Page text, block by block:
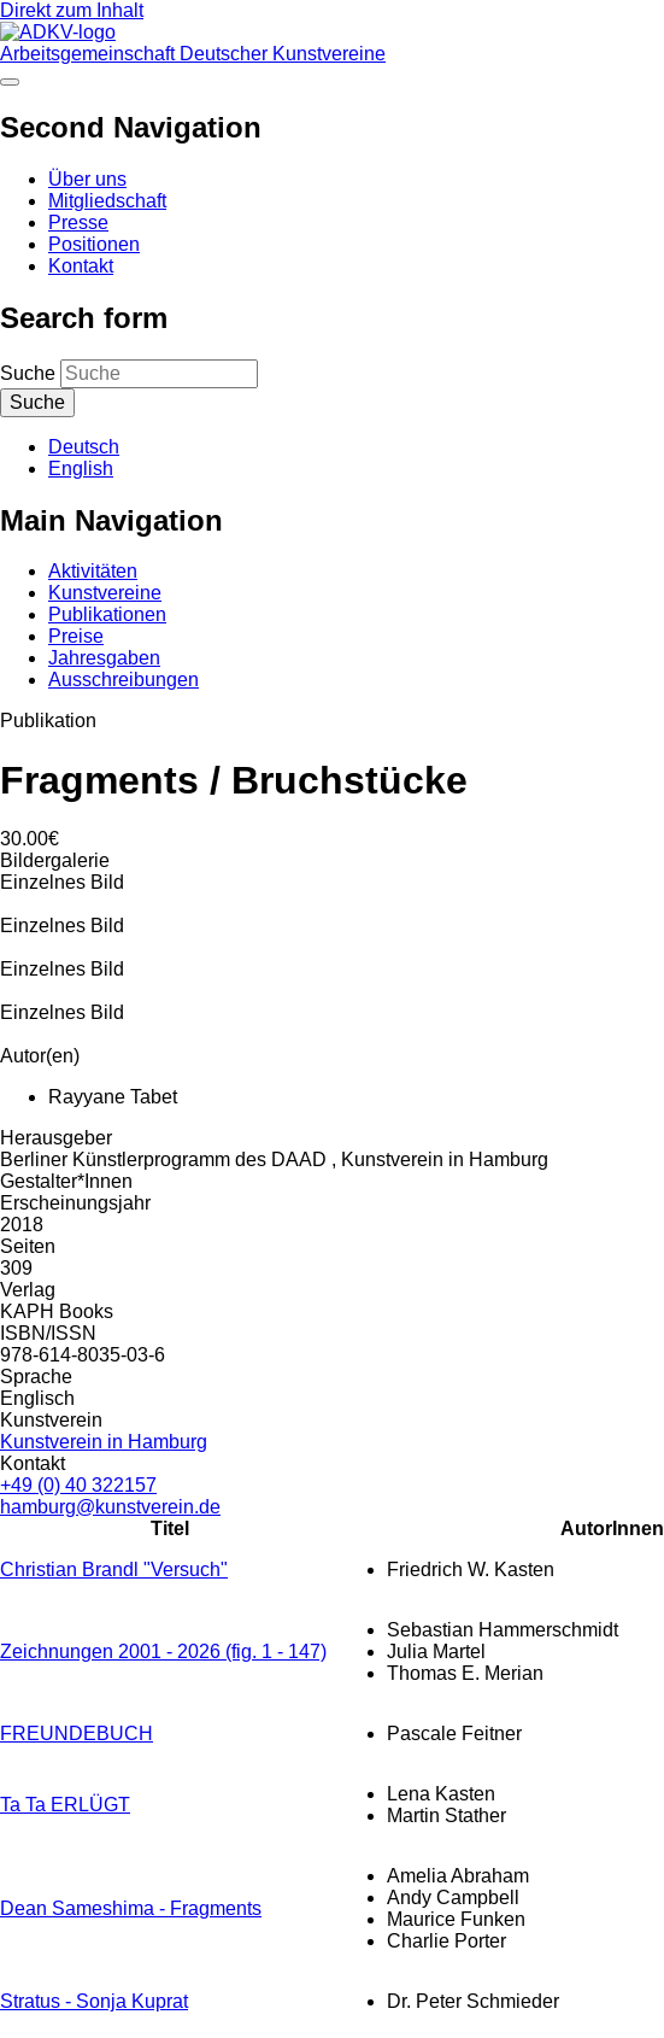
Direkt zum Inhalt
Arbeitsgemeinschaft Deutscher Kunstvereine
Second Navigation
Über uns
Mitgliedschaft
Presse
Positionen
Kontakt
Search form
Suche
Deutsch
English
Main Navigation
Aktivitäten
Kunstvereine
Publikationen
Preise
Jahresgaben
Ausschreibungen
Publikation
Fragments / Bruchstücke
30.00€
Bildergalerie
Einzelnes Bild
Einzelnes Bild
Einzelnes Bild
Einzelnes Bild
Autor(en)
Rayyane Tabet
Herausgeber
Berliner Künstlerprogramm des DAAD , Kunstverein in Hamburg
Gestalter*Innen
Erscheinungsjahr
2018
Seiten
309
Verlag
KAPH Books
ISBN/ISSN
978-614-8035-03-6
Sprache
Englisch
Kunstverein
Kunstverein in Hamburg
Kontakt
+49 (0) 40 322157
hamburg@kunstverein.de
Titel
AutorInnen
Christian Brandl "Versuch"
Friedrich W. Kasten
Zeichnungen 2001 - 2026 (fig. 1 - 147)
Sebastian Hammerschmidt
Julia Martel
Thomas E. Merian
FREUNDEBUCH Pascale Feitner
Ta Ta ERLÜGT
Lena Kasten
Martin Stather
Dean Sameshima - Fragments
Amelia Abraham
Andy Campbell
Maurice Funken
Charlie Porter
Stratus - Sonja Kuprat Dr. Peter Schmieder